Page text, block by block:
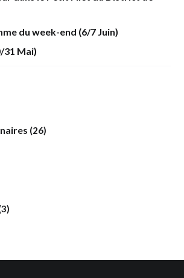
du week-end (6/7 Juin)
31 Mai)
(26)